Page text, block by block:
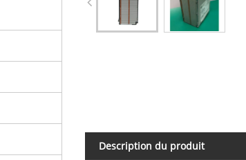
Description du produit